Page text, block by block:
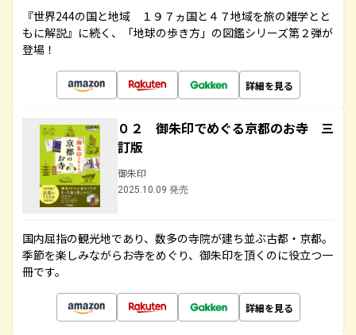
『世界244の国と地域 １９７ヵ国と４７地域を旅の雑学とと
もに解説』に続く、「地球の歩き方」の図鑑シリーズ第２弾が
登場！
詳細を見る
０２ 御朱印でめぐる京都のお寺 三
訂版
御朱印
2025.10.09 発売
国内屈指の観光地であり、数多の寺院が建ち並ぶ古都・京都。
季節を楽しみながらお寺をめぐり、御朱印を頂くのに役立つ一
冊です。
詳細を見る